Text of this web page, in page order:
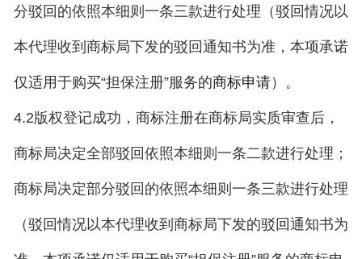
分驳回的依照本细则一条三款进行处理（驳回情况以
本代理收到商标局下发的驳回通知书为准，本项承诺
仅适用于购买“担保注册”服务的商标申请）。
4.2版权登记成功，商标注册在商标局实质审查后，
商标局决定全部驳回依照本细则一条二款进行处理；
商标局决定部分驳回的依照本细则一条三款进行处理
（驳回情况以本代理收到商标局下发的驳回通知书为